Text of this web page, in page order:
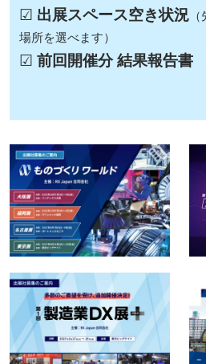
☑ 出展スペース空き状況
場所を選べます）
☑ 前回開催分 結果報告書